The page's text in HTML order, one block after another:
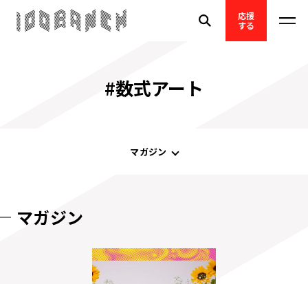
応援
する
#数式アート
マガジン
マガジン